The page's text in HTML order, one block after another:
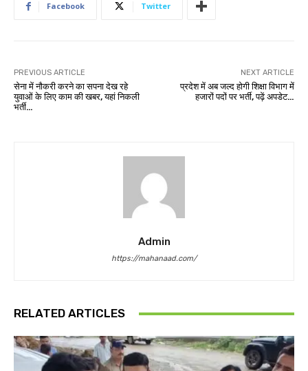
Facebook Twitter
PREVIOUS ARTICLE
सेना में नौकरी करने का सपना देख रहे
युवाओं के लिए काम की खबर, यहां निकली
भर्ती…
NEXT ARTICLE
प्रदेश में अब जल्द होगी शिक्षा विभाग में
हजारों पदों पर भर्ती, पढ़ें अपडेट…
Admin
https://mahanaad.com/
RELATED ARTICLES